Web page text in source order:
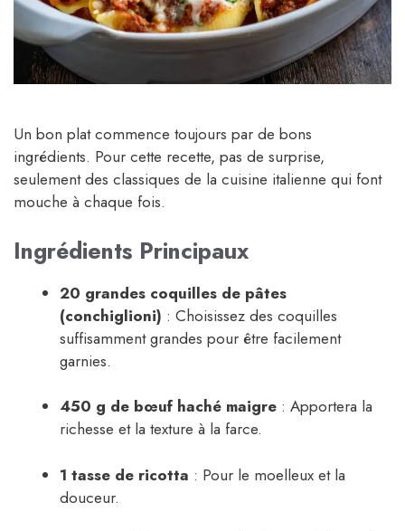
Un bon plat commence toujours par de bons
ingrédients. Pour cette recette, pas de surprise,
seulement des classiques de la cuisine italienne qui font
mouche à chaque fois.
Ingrédients Principaux
20 grandes coquilles de pâtes
(conchiglioni) : Choisissez des coquilles
suffisamment grandes pour être facilement
garnies.
450 g de bœuf haché maigre : Apportera la
richesse et la texture à la farce.
1 tasse de ricotta : Pour le moelleux et la
douceur.